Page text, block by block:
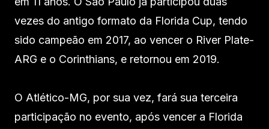
vezes do antigo formato da Florida Cup, tendo
sido campeão em 2017, ao vencer o River Plate-
ARG e o Corinthians, e retornou em 2019.
O Atlético-MG, por sua vez, fará sua terceira
participação no evento, após vencer a Florida